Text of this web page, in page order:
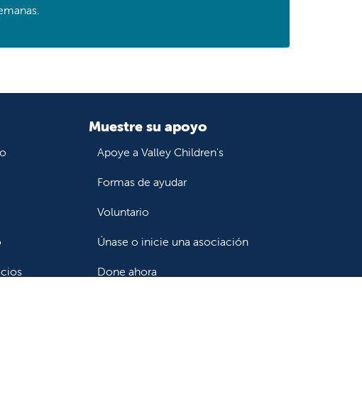
Muestre su apoyo
Apoye a Valley Children's
Formas de ayudar
Voluntario
Únase o inicie una asociación
Done ahora